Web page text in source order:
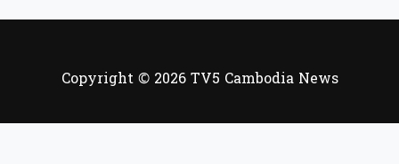
Copyright © 2026 TV5 Cambodia News